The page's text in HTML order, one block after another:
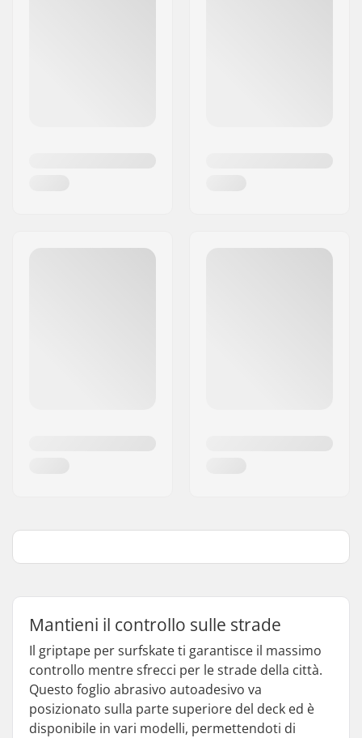
Mantieni il controllo sulle strade
Il griptape per surfskate ti garantisce il massimo
controllo mentre sfrecci per le strade della città.
Questo foglio abrasivo autoadesivo va
posizionato sulla parte superiore del deck ed è
disponibile in vari modelli, permettendoti di